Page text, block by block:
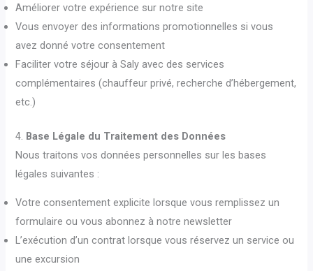
Améliorer votre expérience sur notre site
Vous envoyer des informations promotionnelles si vous
avez donné votre consentement
Faciliter votre séjour à Saly avec des services
complémentaires (chauffeur privé, recherche d’hébergement,
etc.)
4. Base Légale du Traitement des Données
Nous traitons vos données personnelles sur les bases
légales suivantes :
Votre consentement explicite lorsque vous remplissez un
formulaire ou vous abonnez à notre newsletter
L’exécution d’un contrat lorsque vous réservez un service ou
une excursion